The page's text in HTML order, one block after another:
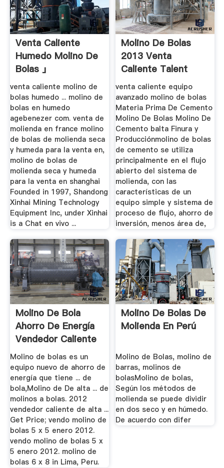
Venta Caliente
Humedo Molino De
Bolas 」
venta caliente molino de
bolas humedo ... molino de
bolas en humedo
agebenezer com. venta de
molienda en france molino
de bolas de molienda seca
y humeda para la venta en,
molino de bolas de
molienda seca y humeda
para la venta en shanghai
Founded in 1997, Shandong
Xinhai Mining Technology
Equipment Inc, under Xinhai
is a Chat en vivo ...
Molino De Bolas
2013 Venta
Caliente Talent
Voor Techniek
venta caliente equipo
avanzado molino de bolas
Materia Prima De Cemento
Molino De Bolas Molino De
Cemento balta Finura y
Producciónmolino de bolas
de cemento se utiliza
principalmente en el flujo
abierto del sistema de
molienda, con las
características de un
equipo simple y sistema de
proceso de flujo, ahorro de
inversión, menos área de,
Molino De Bola
Ahorro De Energía
Vendedor Caliente
De 2012 HSM
Molino de bolas es un
equipo nuevo de ahorro de
energía que tiene ... de
bola,Molino de De alta ... de
molinos a bolas. 2012
vendedor caliente de alta ...
Get Price; vendo molino de
bolas 5 x 5 enero 2012.
vendo molino de bolas 5 x
5 enero 2012. molino de
bolas 6 x 8 in Lima, Peru.
Molino De Bolas De
Molienda En Perú
Molino de Bolas, molino de
barras, molinos de
bolasMolino de bolas,
Según los métodos de
molienda se puede dividir
en dos seco y en húmedo.
De acuerdo con difer